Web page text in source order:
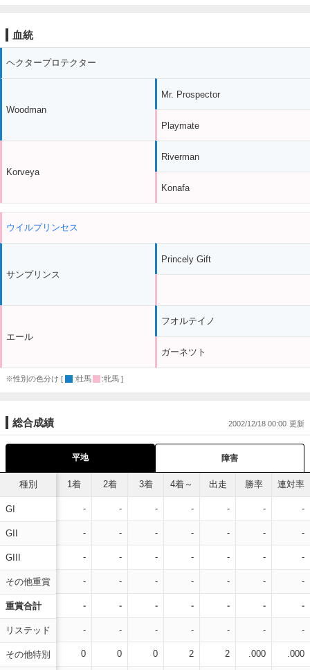
血統
ヘクタープロテクター
Woodman
Korveya
Mr. Prospector
Playmate
Riverman
Konafa
ウイルプリンセス
サンプリンス
エール
Princely Gift
フオルテイノ
ガーネツト
※性別の色分け [ :牡馬 :牝馬 ]
総合成績 2002/12/18 00:00
平地 障害
種別
GI
GII
GIII
その他重賞
重賞合計
リステッド
その他特別
1着 2着 3着 4着～ 出走 勝率 連対率
- - - - - - -
- - - - - - -
- - - - - - -
- - - - - - -
- - - - - - -
- - - - - - -
0 0 0 2 2 .000 .000